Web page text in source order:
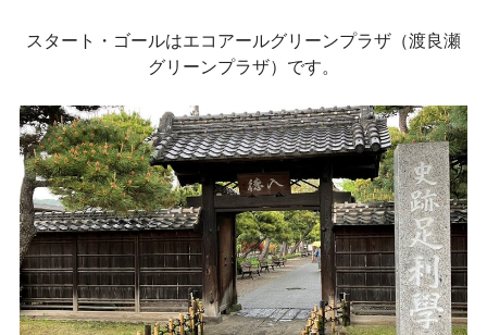
スタート・ゴールはエコアールグリーンプラザ（渡良瀬
グリーンプラザ）です。